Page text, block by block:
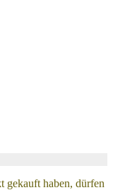
gekauft haben, dürfen